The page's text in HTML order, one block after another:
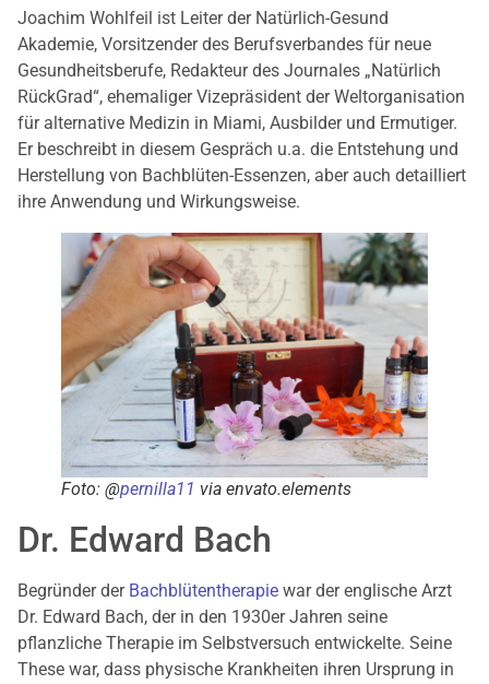
Joachim Wohlfeil ist Leiter der Natürlich-Gesund
Akademie, Vorsitzender des Berufsverbandes für neue
Gesundheitsberufe, Redakteur des Journales „Natürlich
RückGrad“, ehemaliger Vizepräsident der Weltorganisation
für alternative Medizin in Miami, Ausbilder und Ermutiger.
Er beschreibt in diesem Gespräch u.a. die Entstehung und
Herstellung von Bachblüten-Essenzen, aber auch detailliert
ihre Anwendung und Wirkungsweise.
Foto: @pernilla11 via envato.elements
Dr. Edward Bach
Begründer der Bachblütentherapie war der englische Arzt
Dr. Edward Bach, der in den 1930er Jahren seine
pflanzliche Therapie im Selbstversuch entwickelte. Seine
These war, dass physische Krankheiten ihren Ursprung in